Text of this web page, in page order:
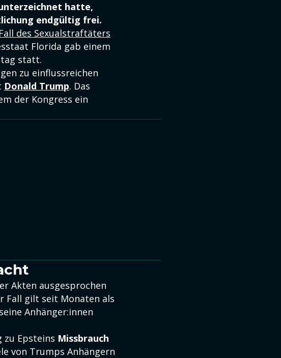
hatte,
endgültig frei.
Fall des Sexualstraftäters
Florida gab einem
statt.
zu einflussreichen
Donald Trump. Das
der Kongress ein
Akten ausgesprochen
Fall gilt seit Monaten als
Anhänger:innen
Epsteins Missbrauch
von Trumps Anhängern